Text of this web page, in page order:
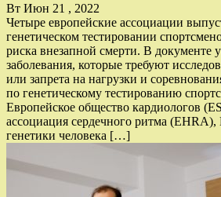
Вт Июн 21 , 2022
Четыре европейские ассоциации
генетическом тестировании
риска внезапной смерти. В документе
заболевания, которые требуют
или запрета на нагрузки и
по генетическому тестированию
Европейское общество кардиологов
ассоциация сердечного ритма
генетики человека […]